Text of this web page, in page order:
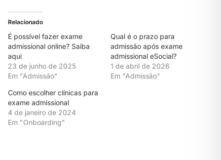
Relacionado
É possível fazer exame
admissional online? Saiba
aqui
23 de junho de 2025
Em "Admissão"
Qual é o prazo para
admissão após exame
admissional eSocial?
1 de abril de 2026
Em "Admissão"
Como escolher clínicas para
exame admissional
4 de janeiro de 2024
Em "Onboarding"